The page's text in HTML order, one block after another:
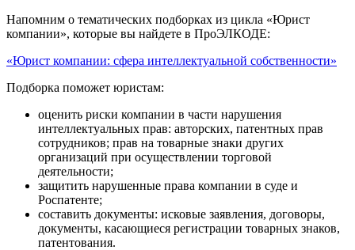
Напомним о тематических подборках из цикла «Юрист
компании», которые вы найдете в ПроЭЛКОДЕ:
«Юрист компании: сфера интеллектуальной собственности»
Подборка поможет юристам:
оценить риски компании в части нарушения
интеллектуальных прав: авторских, патентных прав
сотрудников; прав на товарные знаки других
организаций при осуществлении торговой
деятельности;
защитить нарушенные права компании в суде и
Роспатенте;
составить документы: исковые заявления, договоры,
документы, касающиеся регистрации товарных знаков,
патентования.